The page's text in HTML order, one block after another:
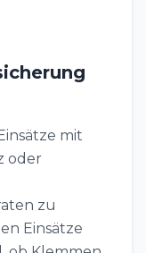
mit
oder
zu
Einsätze